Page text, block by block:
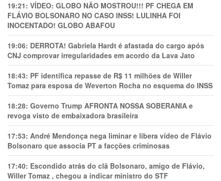
19:21: VÍDEO: GLOBO NÃO MOSTROU!!! PF CHEGA EM
FLÁVIO BOLSONARO NO CASO INSS! LULINHA FOI
INOCENTADO! GLOBO ABAFOU
19:06: DERROTA! Gabriela Hardt é afastada do cargo após
CNJ comprovar irregularidades em acordo da Lava Jato
18:43: PF identifica repasse de R$ 11 milhões de Willer
Tomaz para esposa de Weverton Rocha no esquema do INSS
18:28: Governo Trump AFRONTA NOSSA SOBERANIA e
revoga visto de embaixadora brasileira
17:53: André Mendonça nega liminar e libera vídeo de Flávio
Bolsonaro que associa PT a facções criminosas
17:40: Escondido atrás do clã Bolsonaro, amigo de Flávio,
Willer Tomaz , chegou a indicar ministro do STF